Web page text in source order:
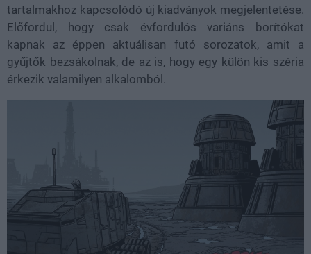
tartalmakhoz kapcsolódó új kiadványok megjelentetése.
Előfordul, hogy csak évfordulós variáns borítókat
kapnak az éppen aktuálisan futó sorozatok, amit a
gyűjtők bezsákolnak, de az is, hogy egy külön kis széria
érkezik valamilyen alkalomból.